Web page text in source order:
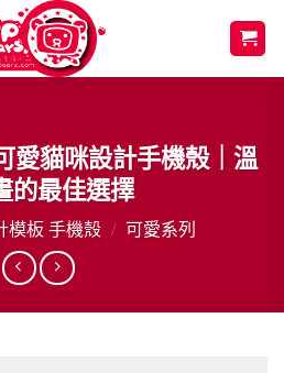
愛貓咪設計手機殼｜溫
的最佳選擇
模板 手機殼 / 可愛系列